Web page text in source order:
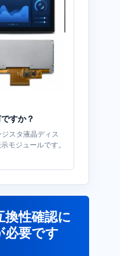
すか？
スタ液晶ディス
モジュールです。
性確認に
必要です